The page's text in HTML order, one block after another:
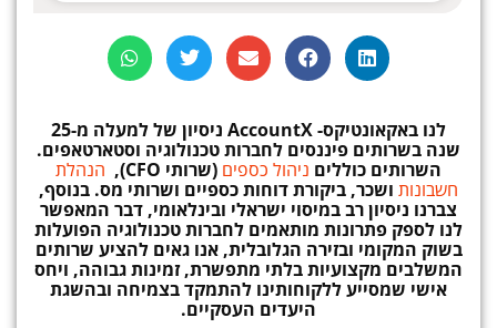
לנו באקאונטיקס-AccountX ניסיון
של למעלה מ-25
שנה בשרותים פיננסים לחברות טכנולוגיה וסטארטאפים.
השרותים כוללים ניהול כספים (שרותי CFO),
הנהלת
חשבונות ושכר, ביקורת דוחות כספיים ושרותי מס. בנוסף,
צברנו ניסיון רב במיסוי ישראלי ובינלאומי, דבר המאפשר
לנו לספק פתרונות מותאמים לחברות טכנולוגיה הפועלות
בשוק המקומי ובזירה הגלובלית, אנו גאים להציע שרותים
המשלבים מקצועיות בלתי מתפשרת, זמינות גבוהה, ויחס
אישי שמסייע ללקוחותינו להתמקד בצמיחה ובהשגת
היעדים העסקיים.